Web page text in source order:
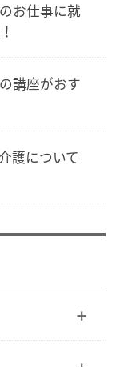
お仕事に就
講座がおす
護について